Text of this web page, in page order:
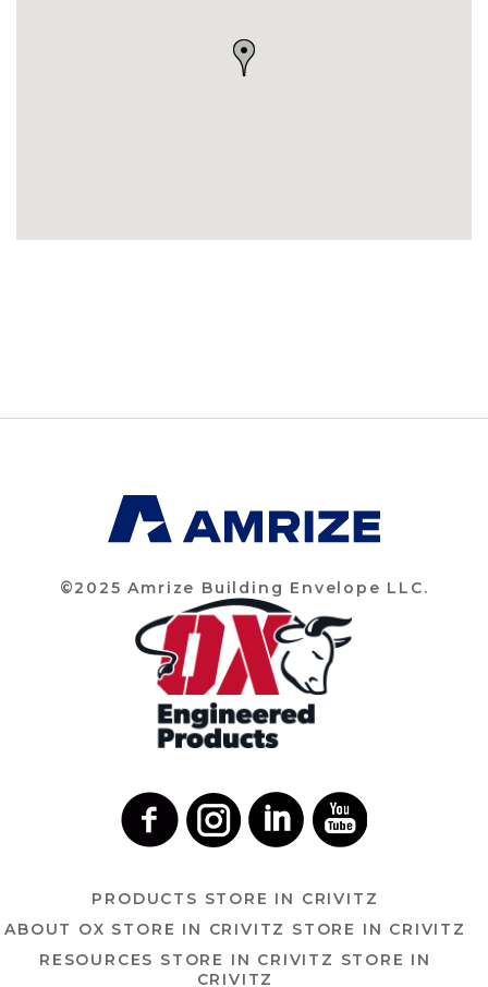
©2025 Amrize Building Envelope LLC.
PRODUCTS STORE IN CRIVITZ
ABOUT OX STORE IN CRIVITZ STORE IN CRIVITZ
RESOURCES STORE IN CRIVITZ STORE IN
CRIVITZ